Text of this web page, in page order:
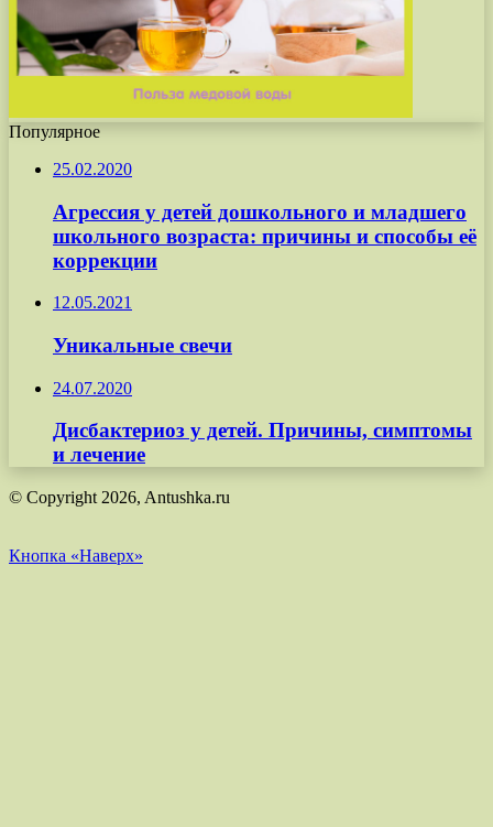
Популярное
25.02.2020
Агрессия у детей дошкольного и младшего
школьного возраста: причины и способы её
коррекции
12.05.2021
Уникальные свечи
24.07.2020
Дисбактериоз у детей. Причины, симптомы
и лечение
© Copyright 2026, Antushka.ru
Кнопка «Наверх»